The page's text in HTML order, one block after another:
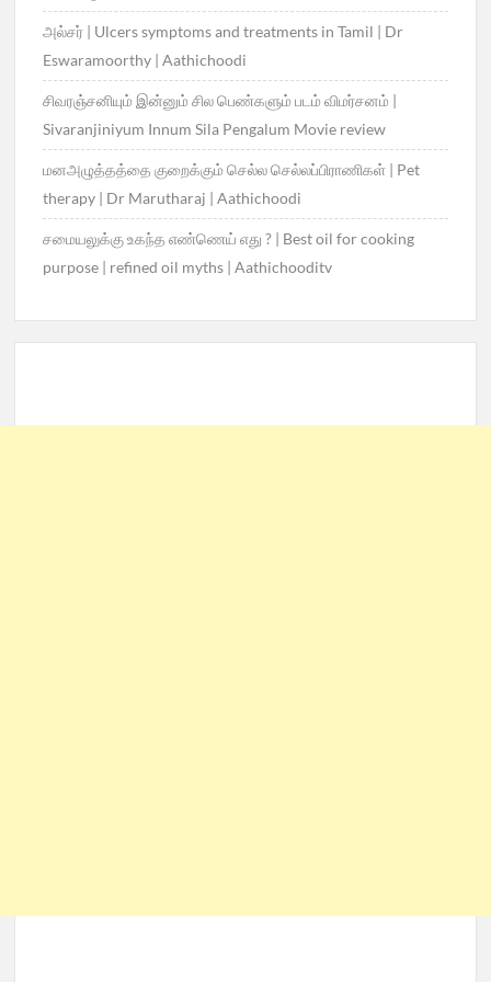
அல்சர் | Ulcers symptoms and treatments in Tamil | Dr
Eswaramoorthy | Aathichoodi
சிவரஞ்சனியும் இன்னும் சில பெண்களும் படம் விமர்சனம் |
Sivaranjiniyum Innum Sila Pengalum Movie review
மனஅழுத்தத்தை குறைக்கும் செல்ல செல்லப்பிராணிகள் | Pet
therapy | Dr Marutharaj | Aathichoodi
சமையலுக்கு உகந்த எண்ணெய் எது ? | Best oil for cooking
purpose | refined oil myths | Aathichooditv